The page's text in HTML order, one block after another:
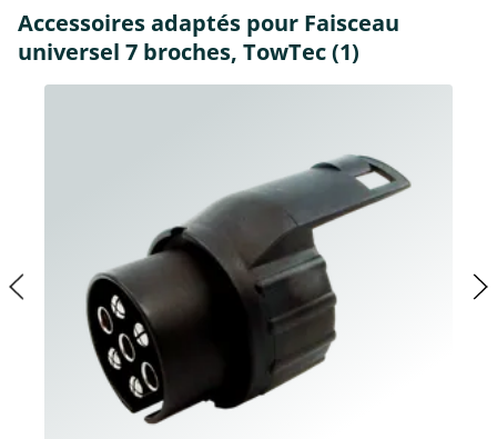
Accessoires adaptés pour Faisceau
universel 7 broches, TowTec (1)